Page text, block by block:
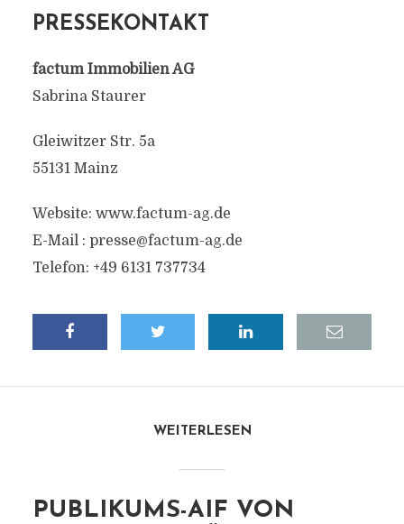
PRESSEKONTAKT
factum Immobilien AG
Sabrina Staurer
Gleiwitzer Str. 5a
55131 Mainz
Website: www.factum-ag.de
E-Mail : presse@factum-ag.de
Telefon: +49 6131 737734
WEITERLESEN
PUBLIKUMS-AIF VON